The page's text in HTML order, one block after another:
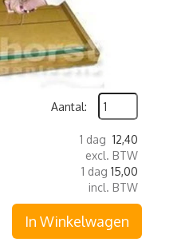
Aantal:
1 dag 12,40
excl. BTW
1 dag 15,00
incl. BTW
In Winkelwagen